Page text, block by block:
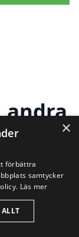
i
×
förbättra
samtycker
Läs mer